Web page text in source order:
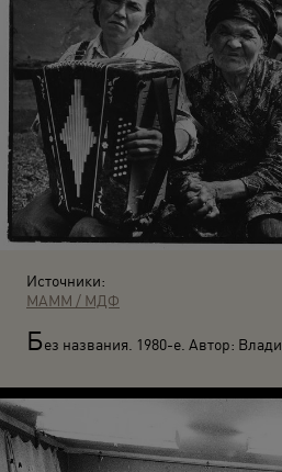
Источники:
МАММ / МДФ
Без названия. 1980-е. Автор: